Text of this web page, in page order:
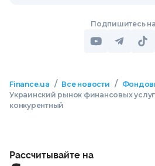
Подпишитесь
Finance.ua / Все новости /
Украинский рынок финансовых
конкурентный
Рассчитывайте на